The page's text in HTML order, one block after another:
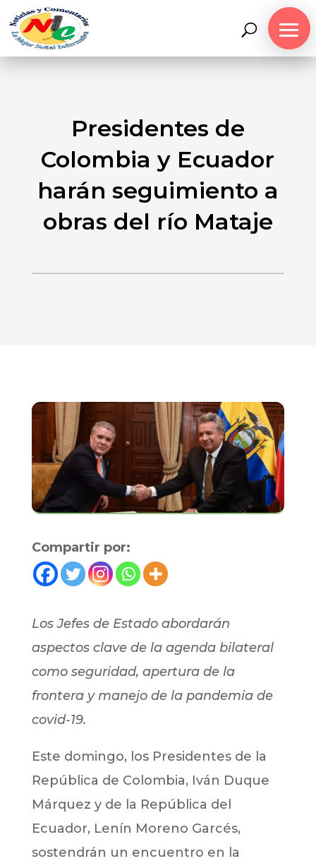
Presidentes de
Colombia y Ecuador
harán seguimiento a
obras del río Mataje
Compartir por:
Los Jefes de Estado abordarán
aspectos clave de la agenda bilateral
como seguridad, apertura de la
frontera y manejo de la pandemia de
covid-19.
Este domingo, los Presidentes de la
República de Colombia, Iván Duque
Márquez y de la República del
Ecuador, Lenín Moreno Garcés,
sostendrán un encuentro en la